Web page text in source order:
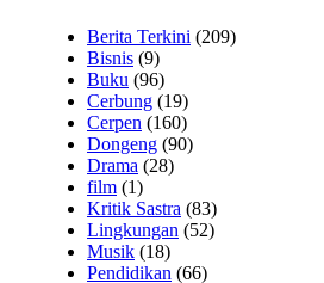
Berita Terkini (209)
Bisnis (9)
Buku (96)
Cerbung (19)
Cerpen (160)
Dongeng (90)
Drama (28)
film (1)
Kritik Sastra (83)
Lingkungan (52)
Musik (18)
Pendidikan (66)